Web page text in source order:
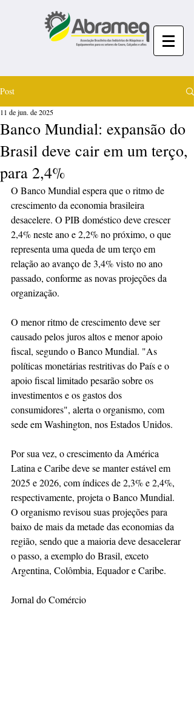
Post
Banco Mundial: expansão do
Brasil deve cair em um terço,
para 2,4%
11 de jun. de 2025
O Banco Mundial espera que o ritmo de
crescimento da economia brasileira
desacelere. O PIB doméstico deve crescer
2,4% neste ano e 2,2% no próximo, o que
representa uma queda de um terço em
relação ao avanço de 3,4% visto no ano
passado, conforme as novas projeções da
organização.
O menor ritmo de crescimento deve ser
causado pelos juros altos e menor apoio
fiscal, segundo o Banco Mundial. "As
políticas monetárias restritivas do País e o
apoio fiscal limitado pesarão sobre os
investimentos e os gastos dos
consumidores", alerta o organismo, com
sede em Washington, nos Estados Unidos.
Por sua vez, o crescimento da América
Latina e Caribe deve se manter estável em
2025 e 2026, com índices de 2,3% e 2,4%,
respectivamente, projeta o Banco Mundial.
O organismo revisou suas projeções para
baixo de mais da metade das economias da
região, sendo que a maioria deve desacelerar
o passo, a exemplo do Brasil, exceto
Argentina, Colômbia, Equador e Caribe.
Jornal do Comércio